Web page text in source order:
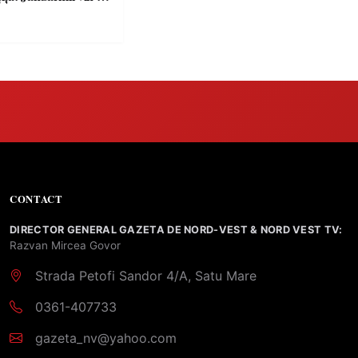
CONTACT
DIRECTOR GENERAL GAZETA DE NORD-VEST & NORD VEST TV:
Razvan Mircea Govor
Strada Petofi Sandor 4/A, Satu Mare
0361-407733
gazeta_nv@yahoo.com